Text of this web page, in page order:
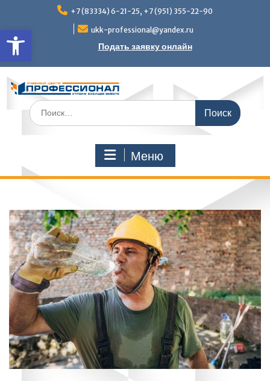
Открыть панель
содержимому
+7 (83334) 6-21-25, +7 (951) 355-22-90
ukk-professional@yandex.ru
Подать заявку онлайн
Поиск
по:
Меню